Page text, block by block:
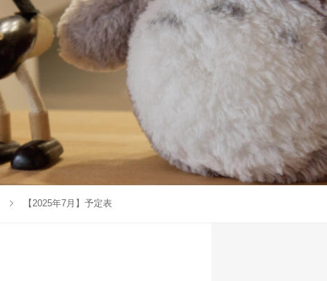
【2025年7月】予定表